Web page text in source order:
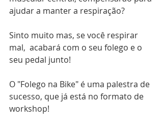
ajudar a manter a respiração?
Sinto muito mas, se você respirar
mal,  acabará com o seu folego e o
seu pedal junto!
O "Folego na Bike" é uma palestra de
sucesso, que já está no formato de
workshop!